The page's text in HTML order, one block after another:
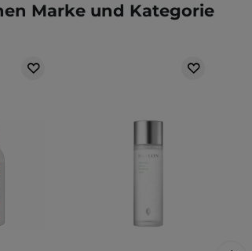
Marke und Kategorie